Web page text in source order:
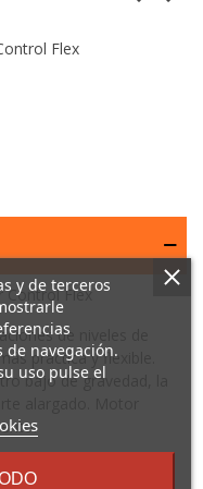
Flex
Control Flex
de niveles de
práctica y flexible.
bajo de gravedad, la
alargado. Motor
y de terceros
de navegación.
uso pulse el